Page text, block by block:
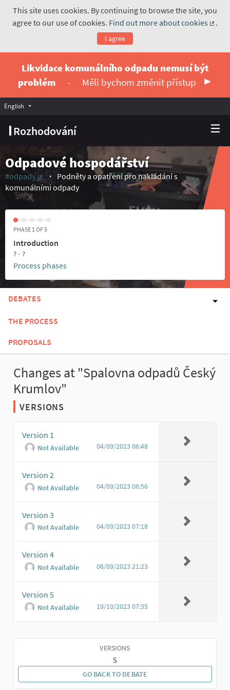
This site uses cookies. By continuing to browse the site, you
agree to our use of cookies. Find out more about cookies
.
I agree
Likvidace komunálního odpadu nemusí být
problém
- Měli bychom změnit přístup
Rozhodování
English Vyberte jazyk
Odpadové hospodářství
#odpady
(External link)
Podněty a opatření pro nakládání s
komunálními odpady
PHASE 1 OF 5
Introduction
? - ?
Process phases
DEBATES
THE PROCESS
PROPOSALS
Changes at "Spalovna odpadů Český
Krumlov"
VERSIONS
Version 1
Not Available 04/09/2023 06:48
Version 2
Not Available 04/09/2023 06:56
Version 3
Not Available 04/09/2023 07:18
Version 4
Not Available 06/09/2023 21:23
Version 5
Not Available 19/10/2023 07:35
VERSIONS
5
GO BACK TO DEBATE